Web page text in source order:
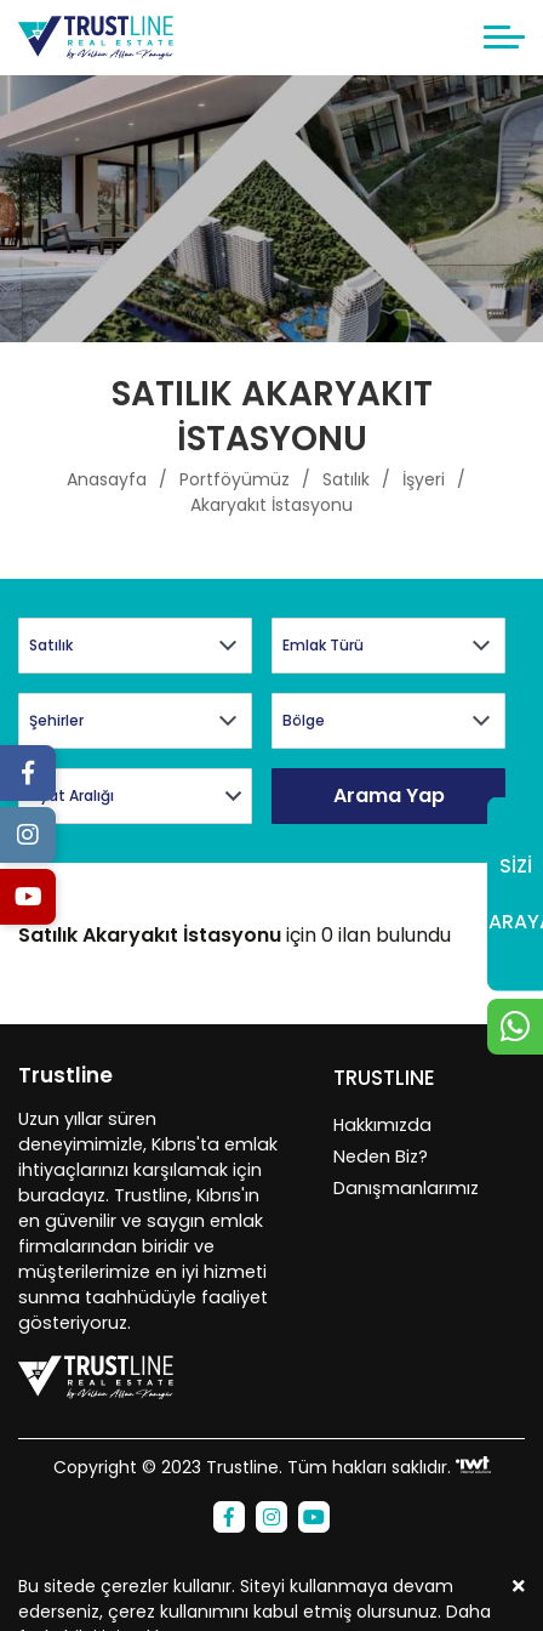
SATILIK AKARYAKIT
İSTASYONU
Anasayfa Portföyümüz Satılık
İşyeri
Akaryakıt İstasyonu
SİZİ
Fiyat Aralığı Arama Yap
Satılık Akaryakıt İstasyonuiçin 0 ilan bulundu
Trustline
Uzun yıllar süren
deneyimimizle, Kıbrıs'ta emlak
ihtiyaçlarınızı karşılamak için
buradayız. Trustline, Kıbrıs'ın
en güvenilir ve saygın emlak
firmalarından biridir ve
müşterilerimize en iyi hizmeti
sunma taahhüdüyle faaliyet
gösteriyoruz.
TRUSTLINE
Hakkımızda
Neden Biz?
Danışmanlarımız
Copyright © 2023 Trustline. Tüm hakları saklıdır.
Bu sitede çerezler kullanır. Siteyi kullanmaya devam
ederseniz, çerez kullanımını kabul etmiş olursunuz. Daha